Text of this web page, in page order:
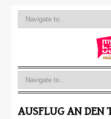
AUSFLUG AN DEN